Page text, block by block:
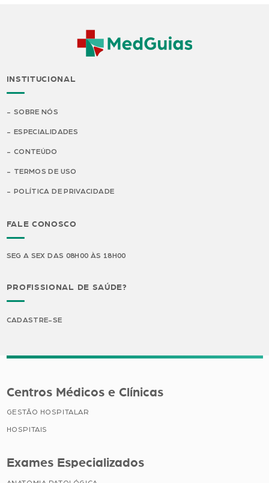
INSTITUCIONAL
SOBRE NÓS
ESPECIALIDADES
CONTEÚDO
TERMOS DE USO
POLÍTICA DE PRIVACIDADE
FALE CONOSCO
SEG A SEX DAS 08H00 ÀS 18H00
PROFISSIONAL DE SAÚDE?
CADASTRE-SE
Centros Médicos e Clínicas
GESTÃO HOSPITALAR
HOSPITAIS
Exames Especializados